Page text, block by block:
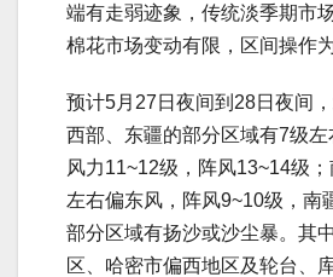
端有走弱迹象，传统淡季期市
棉花市场变动有限，区间操作为
预计5月27日夜间到28日夜间
西部、东疆的部分区域有7级左
风力11~12级，阵风13~14级
左右偏东风，阵风9~10级，南
部分区域有扬沙或沙尘暴。其
区、哈密市偏西地区及轮台、